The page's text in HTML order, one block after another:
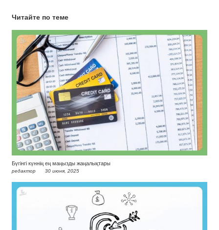
Читайте по теме
Бүгінгі күннің ең маңызды жаңалықтары
редактор 30 июня, 2025